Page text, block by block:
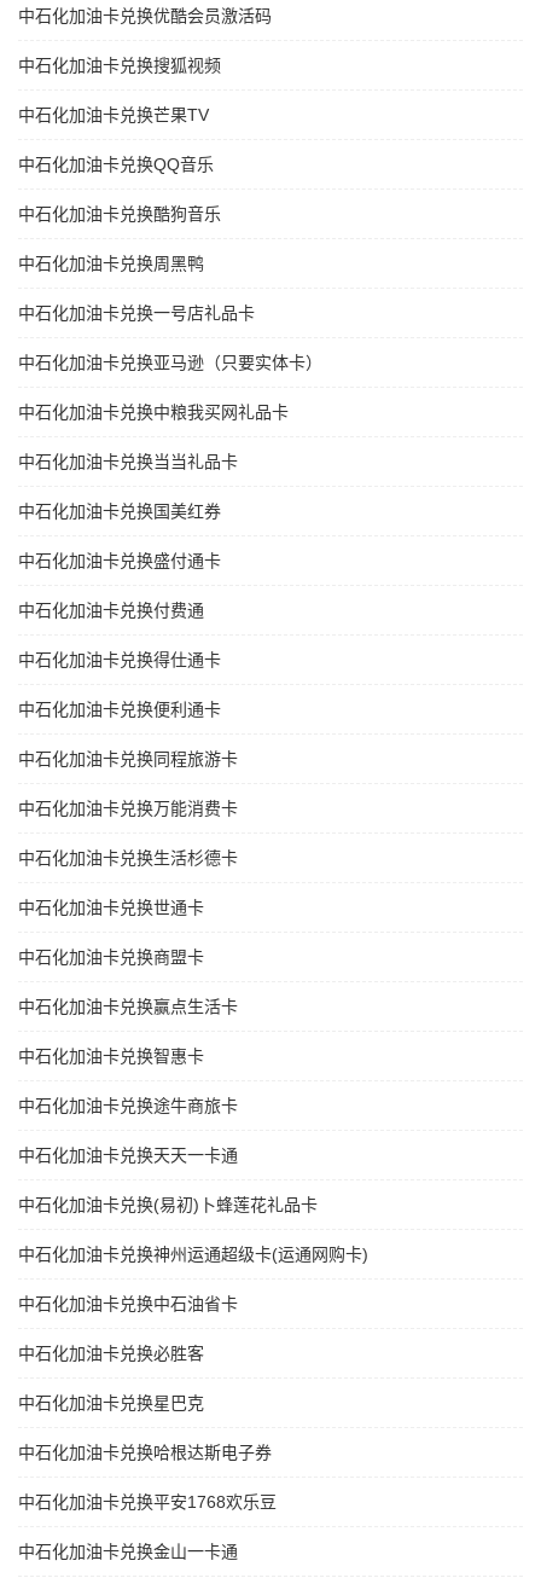
中石化加油卡兑换优酷会员激活码
中石化加油卡兑换搜狐视频
中石化加油卡兑换芒果TV
中石化加油卡兑换QQ音乐
中石化加油卡兑换酷狗音乐
中石化加油卡兑换周黑鸭
中石化加油卡兑换一号店礼品卡
中石化加油卡兑换亚马逊（只要实体卡）
中石化加油卡兑换中粮我买网礼品卡
中石化加油卡兑换当当礼品卡
中石化加油卡兑换国美红券
中石化加油卡兑换盛付通卡
中石化加油卡兑换付费通
中石化加油卡兑换得仕通卡
中石化加油卡兑换便利通卡
中石化加油卡兑换同程旅游卡
中石化加油卡兑换万能消费卡
中石化加油卡兑换生活杉德卡
中石化加油卡兑换世通卡
中石化加油卡兑换商盟卡
中石化加油卡兑换赢点生活卡
中石化加油卡兑换智惠卡
中石化加油卡兑换途牛商旅卡
中石化加油卡兑换天天一卡通
中石化加油卡兑换(易初)卜蜂莲花礼品卡
中石化加油卡兑换神州运通超级卡(运通网购卡)
中石化加油卡兑换中石油省卡
中石化加油卡兑换必胜客
中石化加油卡兑换星巴克
中石化加油卡兑换哈根达斯电子券
中石化加油卡兑换平安1768欢乐豆
中石化加油卡兑换金山一卡通